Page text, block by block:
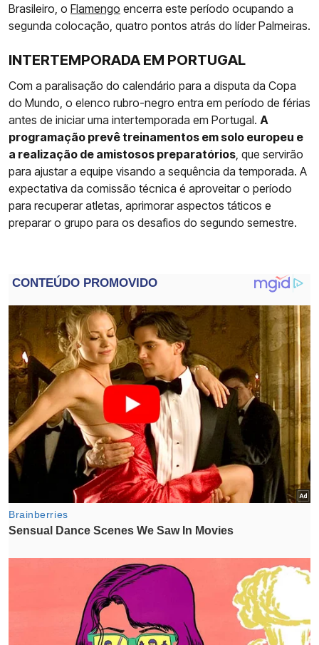
Brasileiro, o Flamengo encerra este período ocupando a
segunda colocação, quatro pontos atrás do líder Palmeiras.
INTERTEMPORADA EM PORTUGAL
Com a paralisação do calendário para a disputa da Copa
do Mundo, o elenco rubro-negro entra em período de férias
antes de iniciar uma intertemporada em Portugal. A
programação prevê treinamentos em solo europeu e
a realização de amistosos preparatórios , que servirão
para ajustar a equipe visando a sequência da temporada. A
expectativa da comissão técnica é aproveitar o período
para recuperar atletas, aprimorar aspectos táticos e
preparar o grupo para os desafios do segundo semestre.